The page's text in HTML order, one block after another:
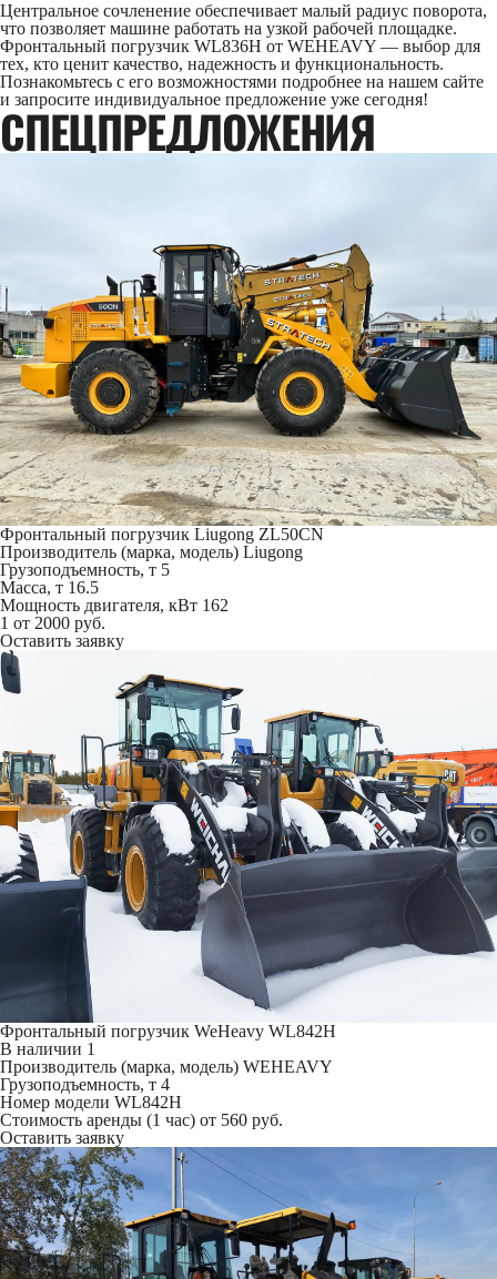
Центральное сочленение обеспечивает малый радиус поворота,
что позволяет машине работать на узкой рабочей площадке.
Фронтальный погрузчик WL836H от WEHEAVY — выбор для
тех, кто ценит качество, надежность и функциональность.
Познакомьтесь с его возможностями подробнее на нашем сайте
и запросите индивидуальное предложение уже сегодня!
CПЕЦПРЕДЛОЖЕНИЯ
Фронтальный погрузчик Liugong ZL50CN
Производитель (марка, модель) Liugong
Грузоподъемность, т 5
Масса, т 16.5
Мощность двигателя, кВт 162
1 от 2000 руб.
Оставить заявку
Фронтальный погрузчик WeHeavy WL842H
В наличии 1
Производитель (марка, модель) WEHEAVY
Грузоподъемность, т 4
Номер модели WL842H
Стоимость аренды (1 час) от 560 руб.
Оставить заявку